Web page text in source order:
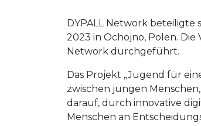
DYPALL Network beteiligte
2023 in Ochojno, Polen.
Network durchgeführt.
Das Projekt „Jugend für
zwischen jungen
darauf, durch innovative
Menschen an